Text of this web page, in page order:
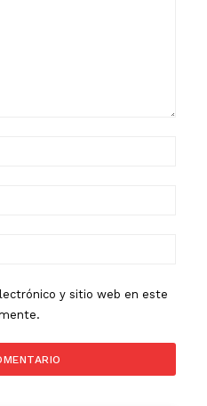
y sitio web en este